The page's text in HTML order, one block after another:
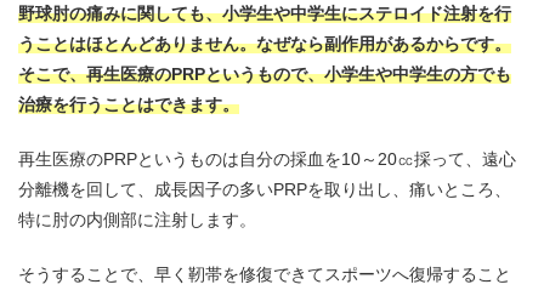
野球肘の痛みに関しても、小学生や中学生にステロイド注射を行
うことはほとんどありません。なぜなら副作用があるからです。
そこで、再生医療のPRPというもので、小学生や中学生の方でも
治療を行うことはできます。
再生医療のPRPというものは自分の採血を10～20㏄採って、遠心
分離機を回して、成長因子の多いPRPを取り出し、痛いところ、
特に肘の内側部に注射します。
そうすることで、早く靭帯を修復できてスポーツへ復帰すること